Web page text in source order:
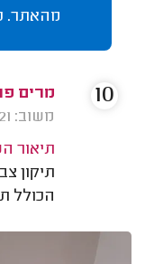
מהאתר.
מרים
משוב: 07/06/2021
תיאור
הכולל
10